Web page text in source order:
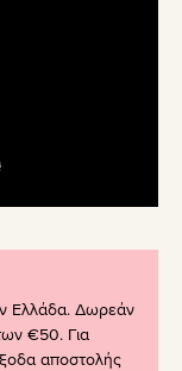
Ελλάδα. Δωρεάν
€50. Για
αποστολής